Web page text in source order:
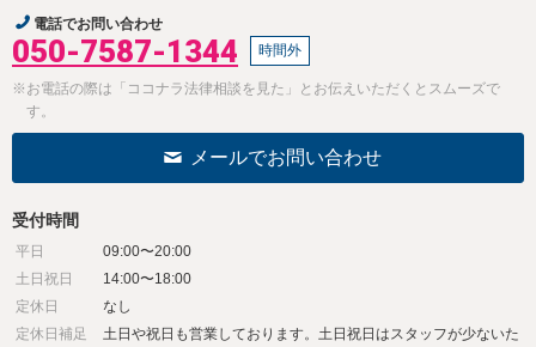
電話でお問い合わせ
050-7587-1344 時間外
※お電話の際は「ココナラ法律相談を見た」とお伝えいただくとスムーズで
す。
メールでお問い合わせ
受付時間
平日
09:00〜20:00
土日祝日
14:00〜18:00
定休日
なし
定休日補足
土日や祝日も営業しております。土日祝日はスタッフが少ないた